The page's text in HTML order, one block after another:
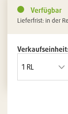
Verfügbar
Lieferfrist: in der